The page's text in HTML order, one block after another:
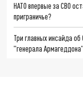
НАТО впервые за СВО
приграничье?
Три главных инсайда
"генерала